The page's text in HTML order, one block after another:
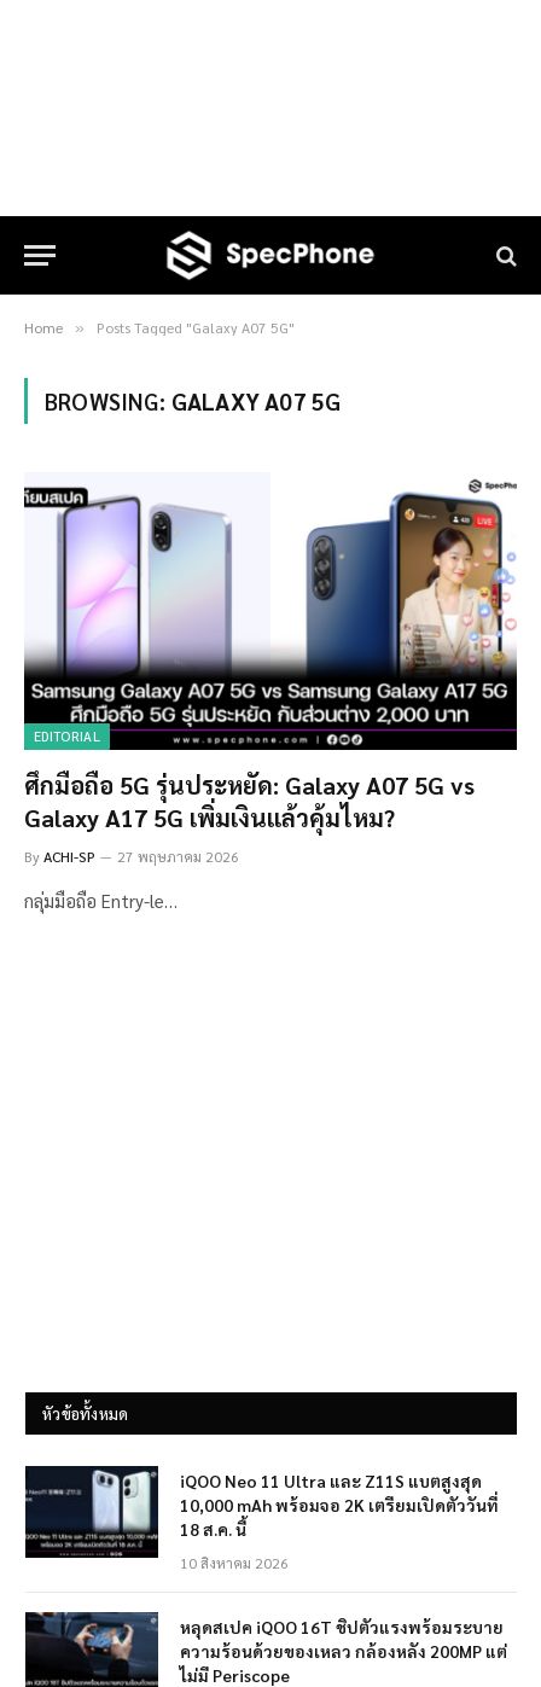
Home » Posts Tagged "Galaxy A07 5G"
BROWSING: GALAXY A07 5G
EDITORIAL
ศึกมือถือ 5G รุ่นประหยัด: Galaxy A07 5G vs
Galaxy A17 5G เพิ่มเงินแล้วคุ้มไหม?
ByACHI-SP 27 พฤษภาคม 2026
กลุ่มมือถือ Entry-le…
หัวข้อทั้งหมด
iQOO Neo 11 Ultra และ Z11S แบตสูงสุด
10,000 mAh พร้อมจอ 2K เตรียมเปิดตัววันที่
18 ส.ค. นี้
10 สิงหาคม 2026
หลุดสเปค iQOO 16T ชิปตัวแรงพร้อมระบาย
ความร้อนด้วยของเหลว กล้องหลัง 200MP แต่
ไม่มี Periscope